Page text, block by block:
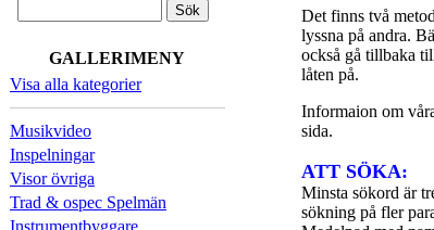
GALLERIMENY
Visa alla kategorier
Musikvideo
Inspelningar
Visor övriga
Trad & ospec Spelmän
Instrumentbyggare
Det finns två
lyssna på andra.
också gå tillbaka
låten på.
Informaion om
sida.
ATT SÖKA:
Minsta sökord är
sökning på fler